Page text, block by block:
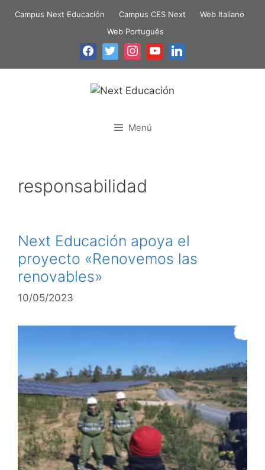
Campus Next Educación Campus CES Next
Web Italiano
Web Português
Menú
responsabilidad
Next Educación apoya el
proyecto «Renovemos las
renovables»
10/05/2023